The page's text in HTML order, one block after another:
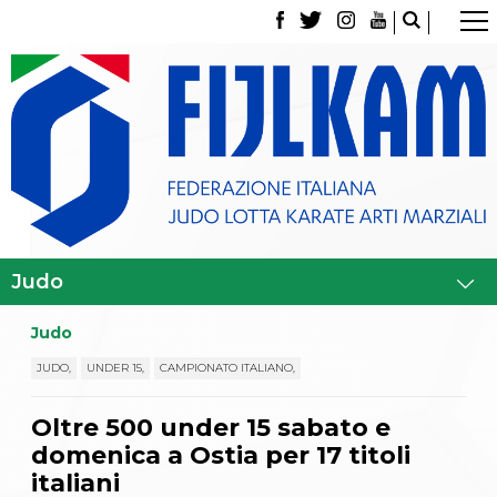
La Federazione
Tesseramento
Contatti
Norme e modulistica Affiliazioni e Tesseramenti
Classifica Società Sportive con più di 100 atleti
tesserati
Giustizia Sportiva
Partners
La disciplina
News
Judo
JUDO, UNDER 15, CAMPIONATO ITALIANO,
Oltre 500 under 15 sabato e
domenica a Ostia per 17 titoli
italiani